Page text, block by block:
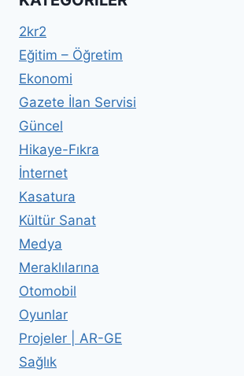
2kr2
Eğitim – Öğretim
Ekonomi
Gazete İlan Servisi
Güncel
Hikaye-Fıkra
İnternet
Kasatura
Kültür Sanat
Medya
Meraklılarına
Otomobil
Oyunlar
Projeler | AR-GE
Sağlık